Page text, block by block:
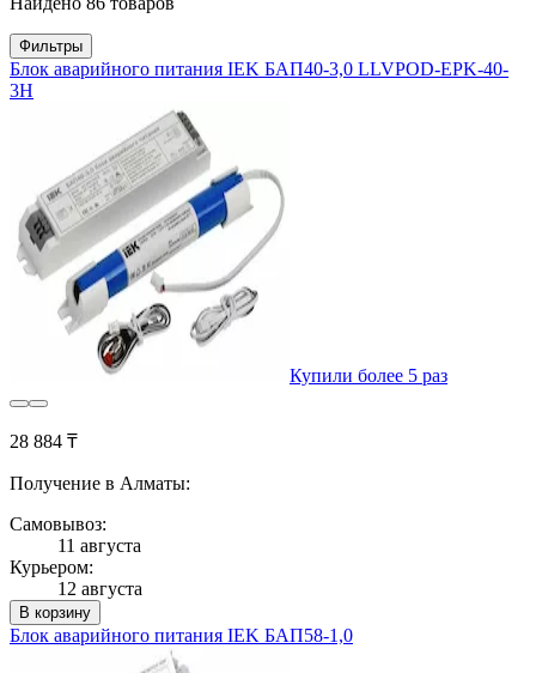
Фильтры
Блок аварийного питания IEK БАП40-3,0 LLVPOD-EPK-40-
3H
Купили более 5 раз
28 884 ₸
Получение в Алматы:
Самовывоз:
11 августа
Курьером:
12 августа
В корзину
Блок аварийного питания IEK БАП58-1,0